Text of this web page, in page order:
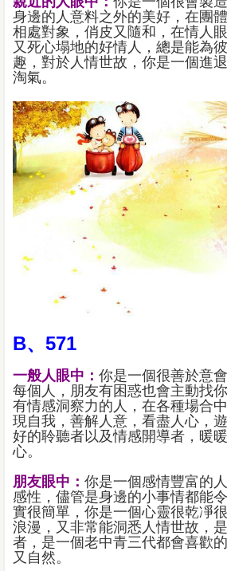
身邊的人意料之外的美好，在團
相處對象，俏皮又隨和，在情人
又死心塌地的好情人，總是能為
趣，對於人情世故，你是一個進
淘氣。
B、571
一般人眼中： 你是一個很善於意
每個人，朋友有困惑也會主動找
有情感洞察力的人，在各種場合
現自我，善解人意，看盡人心，
好的聆聽者以及情感開導者，暖
心。
朋友眼中： 你是一個感情豐富的
感性，儘管是身邊的小事情都能
實很簡單，你是一個心靈很乾凈
浪漫，又非常能洞悉人情世故，
者，是一個老中青三代都會喜歡
又自然。